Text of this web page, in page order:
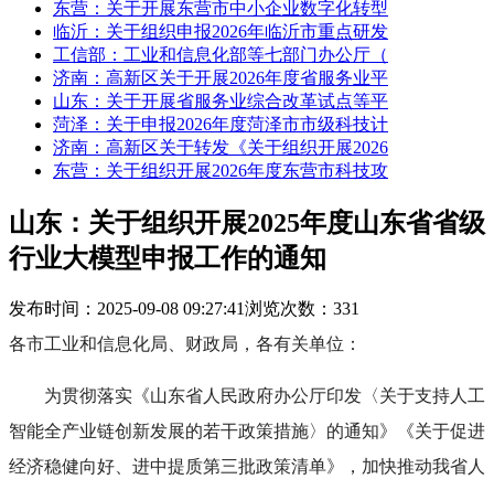
东营：关于开展东营市中小企业数字化转型
临沂：关于组织申报2026年临沂市重点研发
工信部：工业和信息化部等七部门办公厅（
济南：高新区关于开展2026年度省服务业平
山东：关于开展省服务业综合改革试点等平
菏泽：关于申报2026年度菏泽市市级科技计
济南：高新区关于转发《关于组织开展2026
东营：关于组织开展2026年度东营市科技攻
山东：关于组织开展2025年度山东省省级
行业大模型申报工作的通知
发布时间：2025-09-08 09:27:41浏览次数：331
各市工业和信息化局、财政局，各有关单位：
为贯彻落实《山东省人民政府办公厅印发〈关于支持人工
智能全产业链创新发展的若干政策措施〉的通知》《关于促进
经济稳健向好、进中提质第三批政策清单》，加快推动我省人